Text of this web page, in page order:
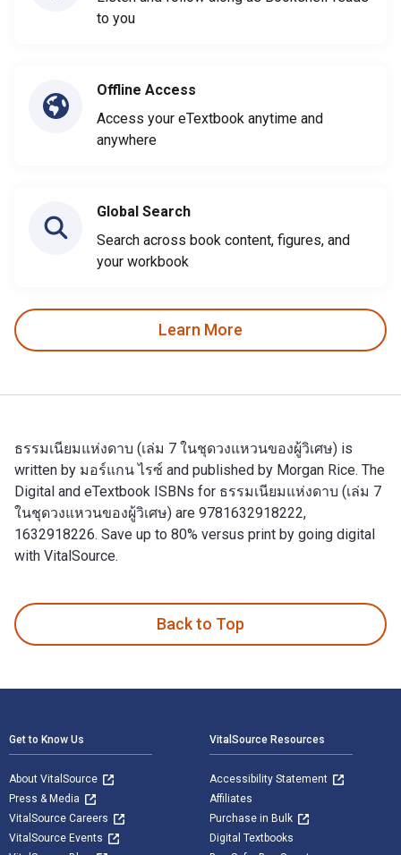
to you
Offline Access
Access your eTextbook anytime and
anywhere
Global Search
Search across book content, figures, and
your workbook
Learn More
ธรรมเนียมแห่งดาบ (เล่ม 7 ในชุดวงแหวนของผู้วิเศษ) is
written by มอร์แกน ไรซ์ and published by Morgan Rice. The
Digital and eTextbook ISBNs for ธรรมเนียมแห่งดาบ (เล่ม 7
ในชุดวงแหวนของผู้วิเศษ) are 9781632918222,
1632918226. Save up to 80% versus print by going digital
with VitalSource.
Back to Top
Get to Know Us
About VitalSource
Press & Media
VitalSource Careers
VitalSource Events
VitalSource Resources
Accessibility Statement
Affiliates
Purchase in Bulk
Digital Textbooks